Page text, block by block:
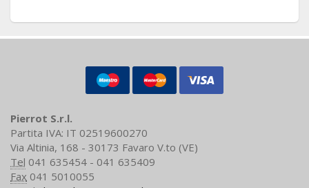
Pierrot S.r.l.
Partita IVA: IT 02519600270
Via Altinia, 168 - 30173 Favaro V.to (VE)
Tel 041 635454 - 041 635409
Fax 041 5010055